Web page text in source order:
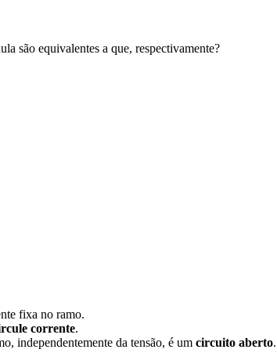
são equivalentes a que, respectivamente?
fixa no ramo.
corrente.
independentemente da tensão, é umcircuito aberto.